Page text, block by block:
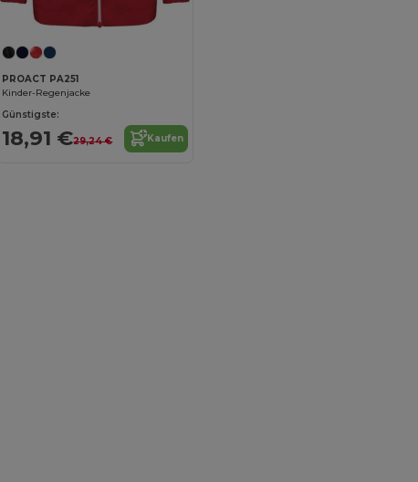
PROACT PA251
Kinder-Regenjacke
Günstigste:
18,91 €29,24 € Kaufen